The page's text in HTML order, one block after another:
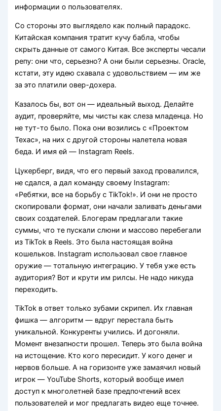
информации о пользователях.
Со стороны это выглядело как полный парадокс.
Китайская компания тратит кучу бабла, чтобы
скрыть данные от самого Китая. Все эксперты чесали
репу: они что, серьезно? А они были серьезны. Oracle,
кстати, эту идею схавала с удовольствием — им же
за это платили овер-дохера.
Казалось бы, вот он — идеальный выход. Делайте
аудит, проверяйте, мы чисты как слеза младенца. Но
не тут-то было. Пока они возились с «Проектом
Техас», на них с другой стороны налетела новая
беда. И имя ей — Instagram Reels.
Цукерберг, видя, что его первый заход провалился,
не сдался, а дал команду своему Instagram:
«Ребятки, все на борьбу с TikTok!». И они не просто
скопировали формат, они начали заливать деньгами
своих создателей. Блогерам предлагали такие
суммы, что те пускали слюни и массово перебегали
из TikTok в Reels. Это была настоящая война
кошельков. Instagram использовал свое главное
оружие — тотальную интеграцию. У тебя уже есть
аудитория? Вот и крути им рилсы. Не надо никуда
переходить.
TikTok в ответ только зубами скрипел. Их главная
фишка — алгоритм — вдруг перестала быть
уникальной. Конкуренты учились. И догоняли.
Момент внезапности прошел. Теперь это была война
на истощение. Кто кого пересидит. У кого денег и
нервов больше. А на горизонте уже замаячил новый
игрок — YouTube Shorts, который вообще имел
доступ к многолетней базе предпочтений всех
пользователей и мог предлагать видео еще точнее.